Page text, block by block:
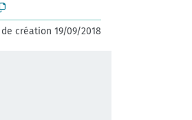
création 19/09/2018